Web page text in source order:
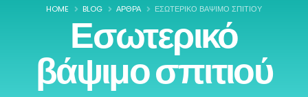
HOME BLOG ΆΡΘΡΑ ΕΣΩΤΕΡΙΚΌ ΒΆΨΙΜΟ ΣΠΙΤΙΟΎ
Εσωτερικό
βάψιμο σπιτιού